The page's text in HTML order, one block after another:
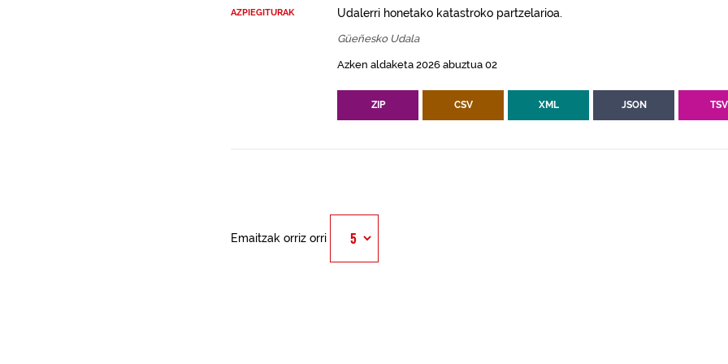
AZPIEGITURAK
Udalerri honetako katastroko partzelarioa.
Güeñesko Udala
Azken aldaketa 2026 abuztua 02
ZIP CSV XML JSON TSV
Emaitzak orriz orri